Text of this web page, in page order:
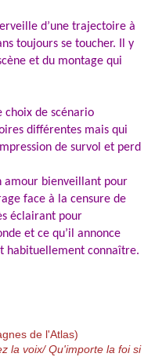
d’une trajectoire à
toujours se toucher. Il y
et du montage qui
choix de scénario
différentes mais qui
de survol et perd
amour bienveillant pour
face à la censure de
éclairant pour
et ce qu’il annonce
habituellement connaître.
de l'Atlas)
la voix/ Qu'importe la foi si